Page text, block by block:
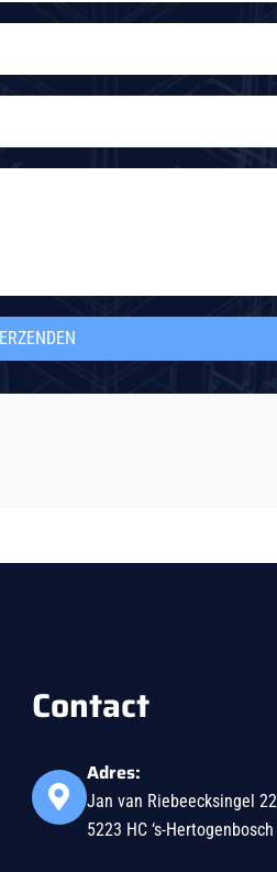
Contact
Adres:
Jan van Riebeecksingel 22
5223 HC ‘s-Hertogenbosch